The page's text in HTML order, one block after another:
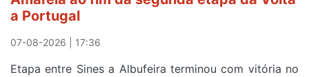
a Portugal
07-08-2026 | 17:36
Etapa entre Sines a Albufeira terminou com vitória no